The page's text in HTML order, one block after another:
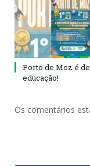
Porto de Moz é
educação!
Os comentários